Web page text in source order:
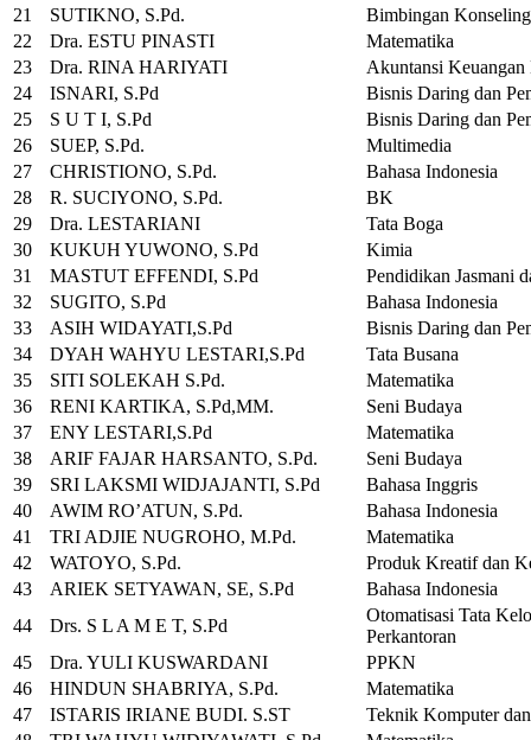
21
SUTIKNO, S.Pd.
Bimbingan Konseling
22
Dra. ESTU PINASTI
Matematika
23
Dra. RINA HARIYATI
Akuntansi Keuangan
24
ISNARI, S.Pd
Bisnis Daring dan
25
S U T I, S.Pd
Bisnis Daring dan
26
SUEP, S.Pd.
Multimedia
27
CHRISTIONO, S.Pd.
Bahasa Indonesia
28
R. SUCIYONO, S.Pd.
BK
29
Dra. LESTARIANI
Tata Boga
30
KUKUH YUWONO, S.Pd
Kimia
31
MASTUT EFFENDI, S.Pd
Pendidikan Jasmani
32
SUGITO, S.Pd
Bahasa Indonesia
33
ASIH WIDAYATI,S.Pd
Bisnis Daring dan
34
DYAH WAHYU LESTARI,S.Pd
Tata Busana
35
SITI SOLEKAH S.Pd.
Matematika
36
RENI KARTIKA, S.Pd,MM.
Seni Budaya
37
ENY LESTARI,S.Pd
Matematika
38
ARIF FAJAR HARSANTO, S.Pd.
Seni Budaya
39
SRI LAKSMI WIDJAJANTI, S.Pd
Bahasa Inggris
40
AWIM RO’ATUN, S.Pd.
Bahasa Indonesia
41
TRI ADJIE NUGROHO, M.Pd.
Matematika
42
WATOYO, S.Pd.
Produk Kreatif dan
43
ARIEK SETYAWAN, SE, S.Pd
Bahasa Indonesia
44
Drs. S L A M E T, S.Pd
Otomatisasi Tata
Perkantoran
45
Dra. YULI KUSWARDANI
PPKN
46
HINDUN SHABRIYA, S.Pd.
Matematika
47
ISTARIS IRIANE BUDI. S.ST
Teknik Komputer